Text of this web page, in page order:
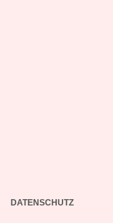
DATENSCHUTZ